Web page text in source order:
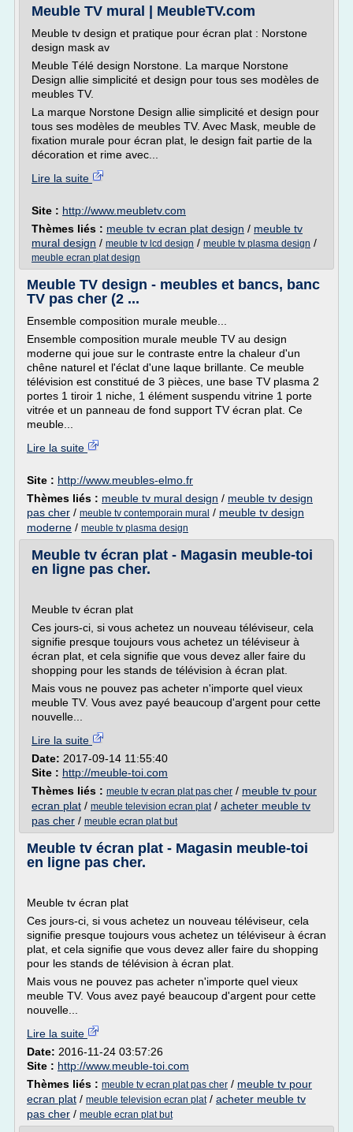
Meuble TV mural | MeubleTV.com
Meuble tv design et pratique pour écran plat : Norstone
design mask av
Meuble Télé design Norstone. La marque Norstone
Design allie simplicité et design pour tous ses modèles de
meubles TV.
La marque Norstone Design allie simplicité et design pour
tous ses modèles de meubles TV. Avec Mask, meuble de
fixation murale pour écran plat, le design fait partie de la
décoration et rime avec...
Lire la suite
Site : http://www.meubletv.com
Thèmes liés : meuble tv ecran plat design / meuble tv
mural design / meuble tv lcd design / meuble tv plasma design /
meuble ecran plat design
Meuble TV design - meubles et bancs, banc
TV pas cher (2 ...
Ensemble composition murale meuble...
Ensemble composition murale meuble TV au design
moderne qui joue sur le contraste entre la chaleur d'un
chêne naturel et l'éclat d'une laque brillante. Ce meuble
télévision est constitué de 3 pièces, une base TV plasma 2
portes 1 tiroir 1 niche, 1 élément suspendu vitrine 1 porte
vitrée et un panneau de fond support TV écran plat. Ce
meuble...
Lire la suite
Site : http://www.meubles-elmo.fr
Thèmes liés : meuble tv mural design / meuble tv design
pas cher / meuble tv contemporain mural / meuble tv design
moderne / meuble tv plasma design
Meuble tv écran plat - Magasin meuble-toi
en ligne pas cher.
Meuble tv écran plat
Ces jours-ci, si vous achetez un nouveau téléviseur, cela
signifie presque toujours vous achetez un téléviseur à
écran plat, et cela signifie que vous devez aller faire du
shopping pour les stands de télévision à écran plat.
Mais vous ne pouvez pas acheter n'importe quel vieux
meuble TV. Vous avez payé beaucoup d'argent pour cette
nouvelle...
Lire la suite
Date: 2017-09-14 11:55:40
Site : http://meuble-toi.com
Thèmes liés : meuble tv ecran plat pas cher / meuble tv pour
ecran plat / meuble television ecran plat/ acheter meuble tv
pas cher / meuble ecran plat but
Meuble tv écran plat - Magasin meuble-toi
en ligne pas cher.
Meuble tv écran plat
Ces jours-ci, si vous achetez un nouveau téléviseur, cela
signifie presque toujours vous achetez un téléviseur à écran
plat, et cela signifie que vous devez aller faire du shopping
pour les stands de télévision à écran plat.
Mais vous ne pouvez pas acheter n'importe quel vieux
meuble TV. Vous avez payé beaucoup d'argent pour cette
nouvelle...
Lire la suite
Date: 2016-11-24 03:57:26
Site : http://www.meuble-toi.com
Thèmes liés : meuble tv ecran plat pas cher / meuble tv pour
ecran plat / meuble television ecran plat/ acheter meuble tv
pas cher / meuble ecran plat but